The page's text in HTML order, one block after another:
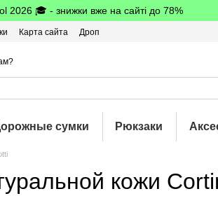
2026 🎓 - знижки вже на сайті до 78%
Карта сайта
Дроп
сумки Рюкзаки
кожи